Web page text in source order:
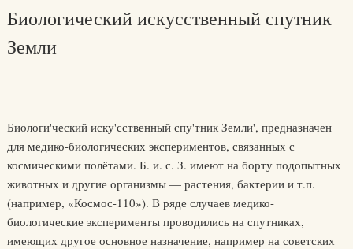
Биологический искусственный спутник
Земли
Биологи'ческий иску'сственный спу'тник Земли', предназначен
для медико-биологических экспериментов, связанных с
космическими полётами. Б. и. с. З. имеют на борту подопытных
животных и другие организмы — растения, бактерии и т.п.
(например, «Космос-110»). В ряде случаев медико-
биологические эксперименты проводились на спутниках,
имеющих другое основное назначение, например на советских